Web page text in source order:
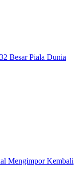
Besar Piala Dunia
Mengimpor Kembali